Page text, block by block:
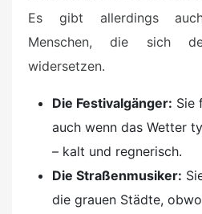
Es gibt allerdings
Menschen, die sich
widersetzen.
Die Festivalgänger: Sie
auch wenn das Wetter
– kalt und regnerisch.
Die Straßenmusiker:
die grauen Städte,